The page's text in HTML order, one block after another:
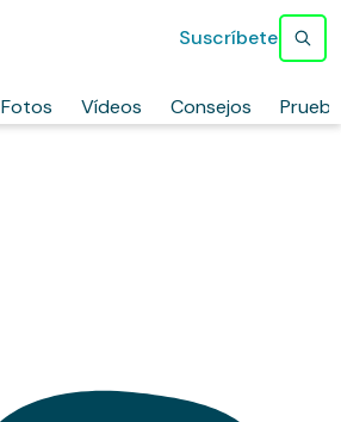
Fotos Vídeos Consejos
Suscríbete